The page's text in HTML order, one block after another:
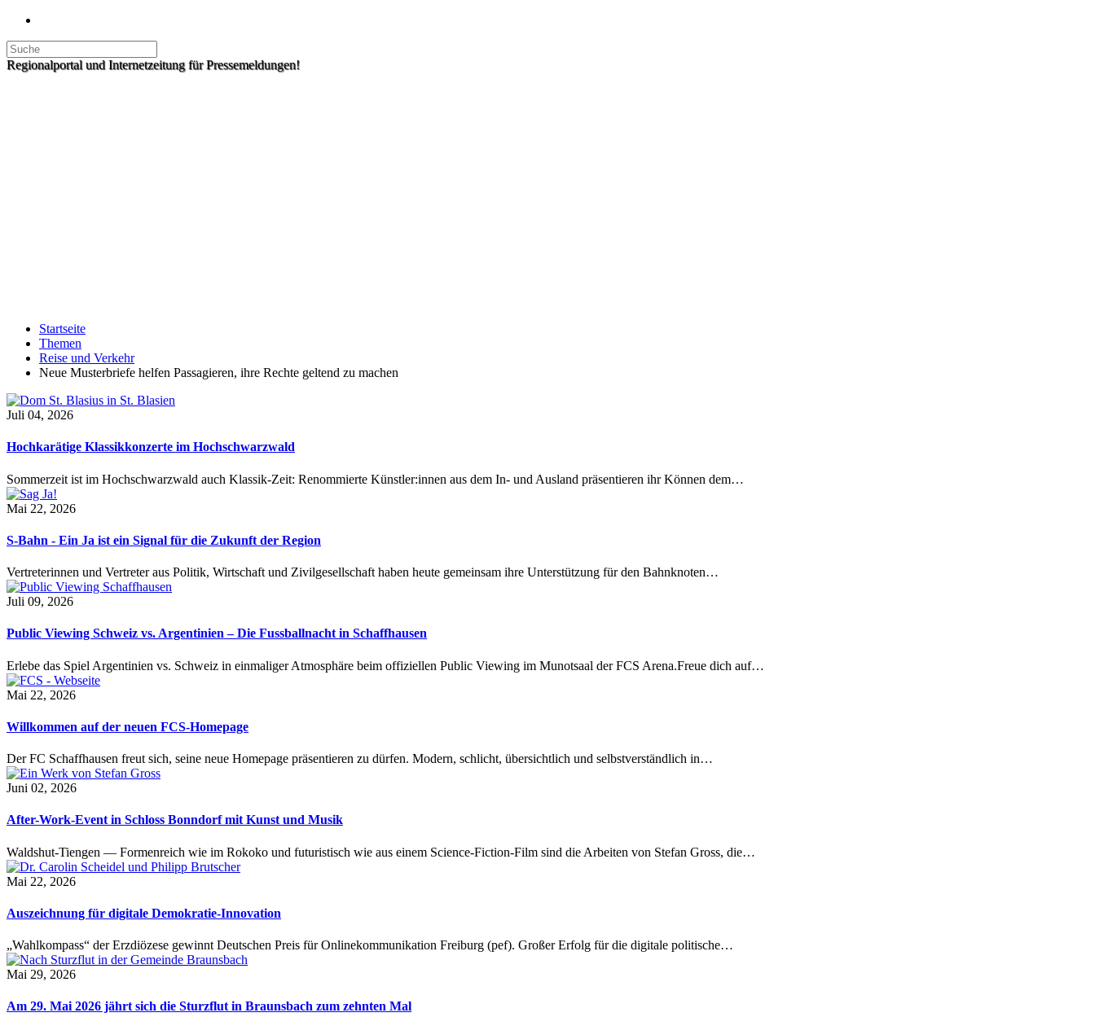
Regionalportal und Internetzeitung für Pressemeldungen!
Startseite
Themen
Reise und Verkehr
Neue Musterbriefe helfen Passagieren, ihre Rechte geltend zu machen
Juli 04, 2026
Hochkarätige Klassikkonzerte im Hochschwarzwald
Sommerzeit ist im Hochschwarzwald auch Klassik-Zeit: Renommierte Künstler:innen aus dem In- und Ausland präsentieren ihr Können dem…
Mai 22, 2026
S-Bahn - Ein Ja ist ein Signal für die Zukunft der Region
Vertreterinnen und Vertreter aus Politik, Wirtschaft und Zivilgesellschaft haben heute gemeinsam ihre Unterstützung für den Bahnknoten…
Juli 09, 2026
Public Viewing Schweiz vs. Argentinien – Die Fussballnacht in Schaffhausen
Erlebe das Spiel Argentinien vs. Schweiz in einmaliger Atmosphäre beim offiziellen Public Viewing im Munotsaal der FCS Arena.Freue dich auf…
Mai 22, 2026
Willkommen auf der neuen FCS-Homepage
Der FC Schaffhausen freut sich, seine neue Homepage präsentieren zu dürfen. Modern, schlicht, übersichtlich und selbstverständlich in…
Juni 02, 2026
After-Work-Event in Schloss Bonndorf mit Kunst und Musik
Waldshut-Tiengen — Formenreich wie im Rokoko und futuristisch wie aus einem Science-Fiction-Film sind die Arbeiten von Stefan Gross, die…
Mai 22, 2026
Auszeichnung für digitale Demokratie-Innovation
„Wahlkompass“ der Erzdiözese gewinnt Deutschen Preis für Onlinekommunikation Freiburg (pef). Großer Erfolg für die digitale politische…
Mai 29, 2026
Am 29. Mai 2026 jährt sich die Sturzflut in Braunsbach zum zehnten Mal